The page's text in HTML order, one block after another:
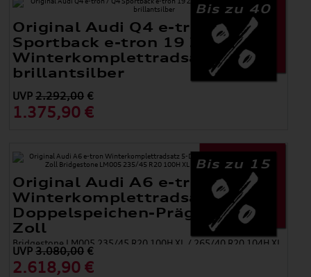
Bis zu 40
Original Audi Q4 e-tron / Q4
Sportback e-tron 19 Zoll
Winterkomplettradsatz,
brillantsilber
UVP2.292,00 €
1.375,90 €
Bis zu 15
Original Audi A6 e-tron
Winterkomplettradsatz 5-
Doppelspeichen-Prägung 20
Zoll
Bridgestone LM005 235/45 R20 100H XL / 265/40 R20 104H XL
UVP3.080,00 €
2.618,90 €